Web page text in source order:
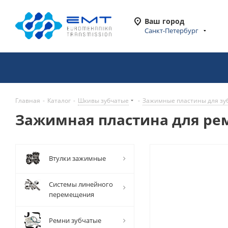
Ваш город
Санкт-Петербург
Главная - Каталог - Шкивы зубчатые - Зажимные пластины для
Зажимная пластина для
Втулки зажимные
Системы линейного
перемещения
Ремни зубчатые